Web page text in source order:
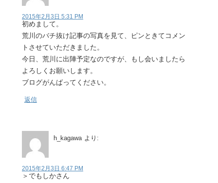
2015年2月3日 5:31 PM
初めまして。
荒川のバチ抜け記事の写真を見て、ピンときてコメン
トさせていただきました。
今日、荒川に出陣予定なのですが、もし会いましたら
よろしくお願いします。
ブログがんばってください。
返信
h_kagawa より:
2015年2月3日 6:47 PM
＞でもしかさん